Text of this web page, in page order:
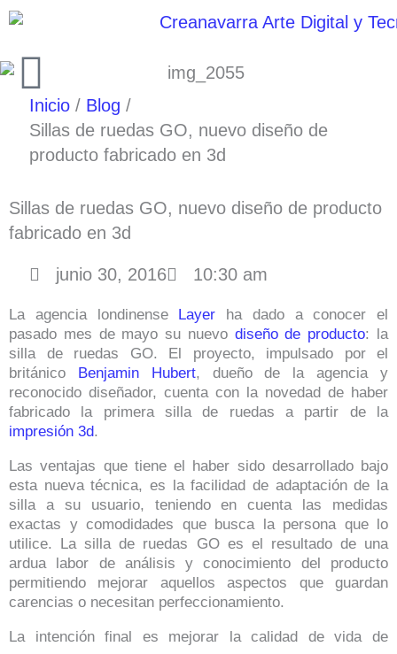
Ir
contenido
Inicio
Blog
Sillas de ruedas GO, nuevo diseño de
producto fabricado en 3d
Sillas de ruedas GO, nuevo diseño de producto
fabricado en 3d
junio 30, 2016 10:30 am
La agencia londinense Layer ha dado a conocer el
pasado mes de mayo su nuevo diseño de producto: la
silla de ruedas GO. El proyecto, impulsado por el
británico
Benjamin Hubert, dueño de la agencia y
reconocido diseñador, cuenta con la novedad de haber
fabricado la primera silla de ruedas a partir de la
impresión 3d.
Las ventajas que tiene el haber sido desarrollado bajo
esta nueva técnica, es la facilidad de adaptación de la
silla a su usuario, teniendo en cuenta las medidas
exactas y comodidades que busca la persona que lo
utilice. La silla de ruedas GO es el resultado de una
ardua labor de análisis y conocimiento del producto
permitiendo mejorar aquellos aspectos que guardan
carencias o necesitan perfeccionamiento.
La intención final es mejorar la calidad de vida de